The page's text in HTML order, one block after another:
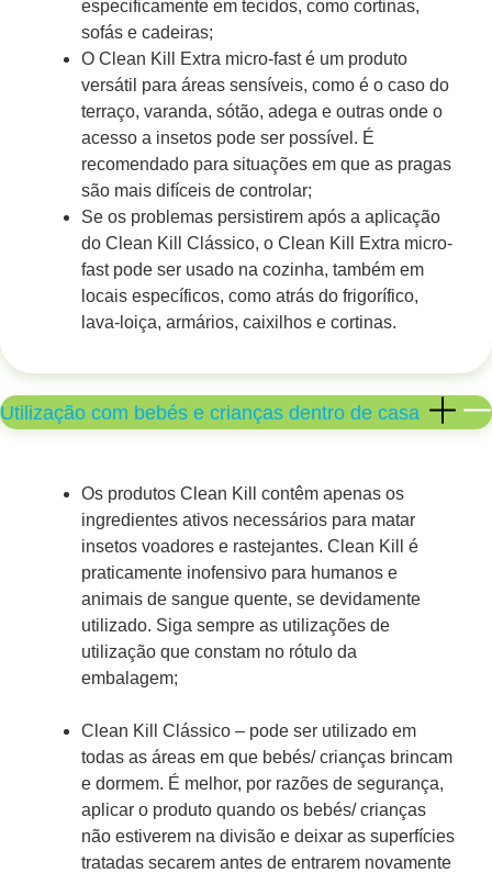
especificamente em tecidos, como cortinas,
sofás e cadeiras;
O Clean Kill Extra micro-fast é um produto
versátil para áreas sensíveis, como é o caso do
terraço, varanda, sótão, adega e outras onde o
acesso a insetos pode ser possível. É
recomendado para situações em que as pragas
são mais difíceis de controlar;
Se os problemas persistirem após a aplicação
do Clean Kill Clássico, o Clean Kill Extra micro-
fast pode ser usado na cozinha, também em
locais específicos, como atrás do frigorífico,
lava-loiça, armários, caixilhos e cortinas.
Utilização com bebés e crianças dentro de casa
Os produtos Clean Kill contêm apenas os
ingredientes ativos necessários para matar
insetos voadores e rastejantes. Clean Kill é
praticamente inofensivo para humanos e
animais de sangue quente, se devidamente
utilizado. Siga sempre as utilizações de
utilização que constam no rótulo da
embalagem;
Clean Kill Clássico – pode ser utilizado em
todas as áreas em que bebés/ crianças brincam
e dormem. É melhor, por razões de segurança,
aplicar o produto quando os bebés/ crianças
não estiverem na divisão e deixar as superfícies
tratadas secarem antes de entrarem novamente